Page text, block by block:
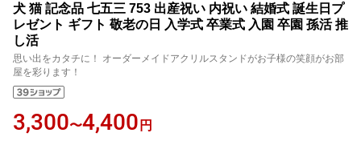
犬 猫 記念品 七五三 753 出産祝い 内祝い 結婚式 誕生日プ
レゼント ギフト 敬老の日 入学式 卒業式 入園 卒園 孫活 推
し活
思い出をカタチに！ オーダーメイドアクリルスタンドがお子様の笑顔がお部
屋を彩ります！
3,300〜4,400 円